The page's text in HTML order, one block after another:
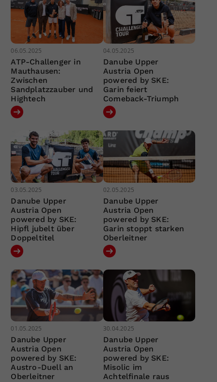
06.05.2025
ATP-Challenger in
Mauthausen:
Zwischen
Sandplatzzauber und
Hightech
04.05.2025
Danube Upper
Austria Open
powered by SKE:
Garin feiert
Comeback-Triumph
03.05.2025
Danube Upper
Austria Open
powered by SKE:
Hipfl jubelt über
Doppeltitel
02.05.2025
Danube Upper
Austria Open
powered by SKE:
Garin stoppt starken
Oberleitner
01.05.2025
Danube Upper
Austria Open
powered by SKE:
Austro-Duell an
Oberleitner
30.04.2025
Danube Upper
Austria Open
powered by SKE:
Misolic im
Achtelfinale raus